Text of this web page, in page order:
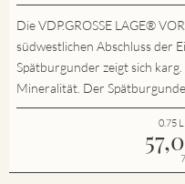
Die VDP.GROSSE LAGE®
südwestlichen Abschluss der
Spätburgunder zeigt sich
Mineralität. Der
0.75